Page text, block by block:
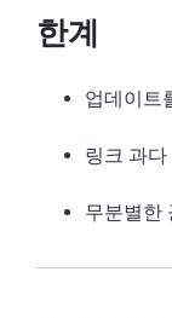
한계
업데이트
링크 과다
무분별한